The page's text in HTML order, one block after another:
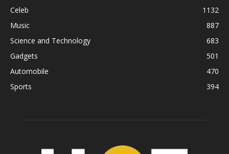
Celeb
1132
Music
887
Science and Technology
683
Gadgets
501
Automobile
470
Sports
394